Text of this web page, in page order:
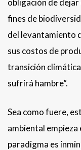
obligación de dejar
fines de
del levantamiento
sus costos de
transición
sufrirá hambre”.
Sea como fuere,
ambiental empieza
paradigma es